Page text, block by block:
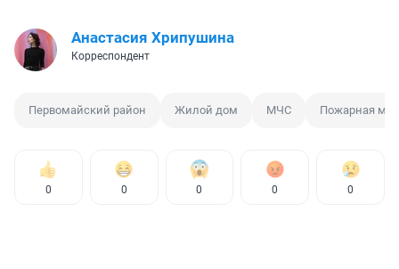
Анастасия Хрипушина
Корреспондент
Первомайский район Жилой дом МЧС Пожарная
0 0 0 0 0